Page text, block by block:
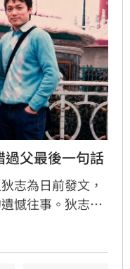
父最後一句話
志為日前發文，
憾往事。狄志為
相處時間極少，